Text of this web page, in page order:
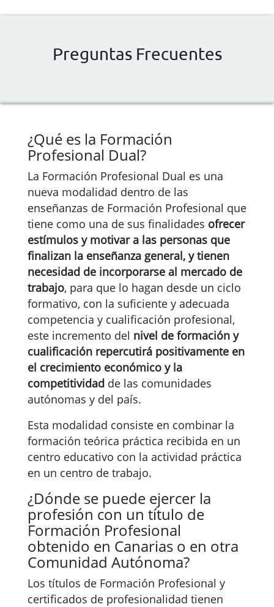
Preguntas Frecuentes
¿Qué es la Formación
Profesional Dual?
La Formación Profesional Dual es una
nueva modalidad dentro de las
enseñanzas de Formación Profesional que
tiene como una de sus finalidades ofrecer
estímulos y motivar a las personas que
finalizan la enseñanza general, y tienen
necesidad de incorporarse al mercado de
trabajo, para que lo hagan desde un ciclo
formativo, con la suficiente y adecuada
competencia y cualificación profesional,
este incremento del nivel de formación y
cualificación repercutirá positivamente en
el crecimiento económico y la
competitividad de las comunidades
autónomas y del país.
Esta modalidad consiste en combinar la
formación teórica práctica recibida en un
centro educativo con la actividad práctica
en un centro de trabajo.
¿Dónde se puede ejercer la
profesión con un título de
Formación Profesional
obtenido en Canarias o en otra
Comunidad Autónoma?
Los títulos de Formación Profesional y
certificados de profesionalidad tienen